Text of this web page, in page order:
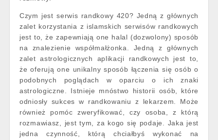
Czym jest serwis randkowy 420? Jedną z głównych
zalet korzystania z islamskich serwisów randkowych
jest to, że zapewniają one halal (dozwolony) sposób
na znalezienie współmałżonka. Jedną z głównych
zalet astrologicznych aplikacji randkowych jest to,
że oferują one unikalny sposób łączenia się osób o
podobnych poglądach w oparciu o ich znaki
astrologiczne. Istnieje mnóstwo historii osób, które
odniosły sukces w randkowaniu z lekarzem. Może
również pomóc zweryfikować, czy osoba, z którą
rozmawiasz, jest tym, za kogo się podaje. Jaka jest
jedna czynność, którą chciałbyś wykonać na